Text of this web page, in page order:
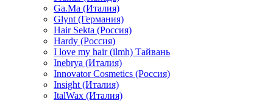
Ga.Ma (Италия)
Glynt (Германия)
Hair Sekta (Россия)
Hardy (Россия)
I love my hair (ilmh) Тайвань
Inebrya (Италия)
Innovator Cosmetics (Россия)
Insight (Италия)
ItalWax (Италия)